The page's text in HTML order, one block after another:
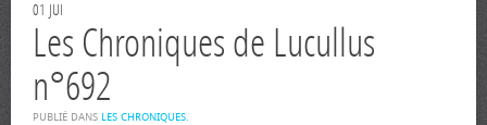
01 JUI
Les Chroniques de Lucullus
n°692
PUBLIÉ DANS LES CHRONIQUES.